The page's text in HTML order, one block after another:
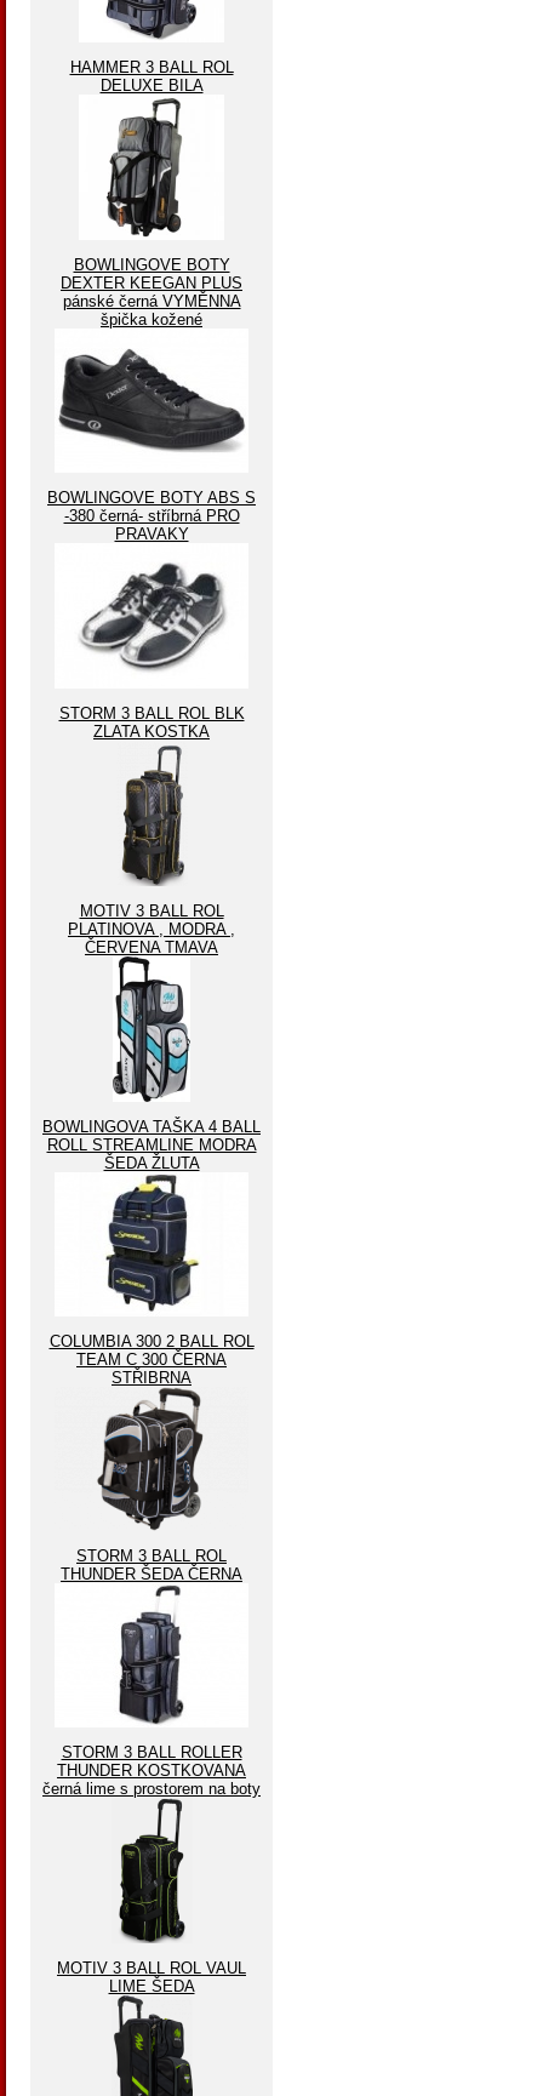
HAMMER 3 BALL ROL
DELUXE BILA
BOWLINGOVE BOTY
DEXTER KEEGAN PLUS
pánské černá VYMĚNNA
špička kožené
BOWLINGOVE BOTY ABS S
-380 černá- stříbrná PRO
PRAVAKY
STORM 3 BALL ROL BLK
ZLATA KOSTKA
MOTIV 3 BALL ROL
PLATINOVA , MODRA ,
ČERVENA TMAVA
BOWLINGOVA TAŠKA 4 BALL
ROLL STREAMLINE MODRA
ŠEDA ŽLUTA
COLUMBIA 300 2 BALL ROL
TEAM C 300 ČERNA
STŘIBRNA
STORM 3 BALL ROL
THUNDER ŠEDA ČERNA
STORM 3 BALL ROLLER
THUNDER KOSTKOVANA
černá lime s prostorem na boty
MOTIV 3 BALL ROL VAUL
LIME ŠEDA